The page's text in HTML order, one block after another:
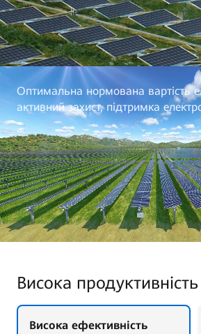
Оптимальна нормована вартість
активний захист, підтримка
Висока продуктивність
Висока ефективність